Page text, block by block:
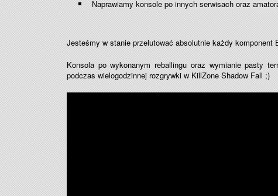
Naprawiamy konsole po innych serwisach oraz
Jesteśmy w stanie przelutować absolutnie każdy komponent
Konsola po wykonanym reballingu oraz wymianie pasty
podczas wielogodzinnej rozgrywki w KillZone Shadow Fall ;)